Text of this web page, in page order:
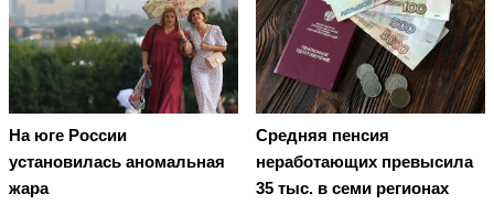
На юге России
установилась аномальная
жара
Средняя пенсия
неработающих превысила
35 тыс. в семи регионах